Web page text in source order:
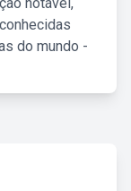
do mundo -